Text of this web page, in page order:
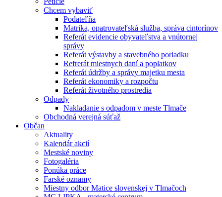
Chcem vybaviť
Podateľňa
Matrika, opatrovateľská služba, správa cintorínov
Referát evidencie obyvateľstva a vnútornej
správy
Referát výstavby a stavebného poriadku
Refrerát miestnych daní a poplatkov
Referát údržby a správy majetku mesta
Referát ekonomiky a rozpočtu
Referát životného prostredia
Odpady
Nakladanie s odpadom v meste Tlmače
Obchodná verejná súťaž
Občan
Aktuality
Kalendár akcií
Mestské noviny
Fotogaléria
Ponúka práce
Farské oznamy
Miestny odbor Matice slovenskej v Tlmačoch